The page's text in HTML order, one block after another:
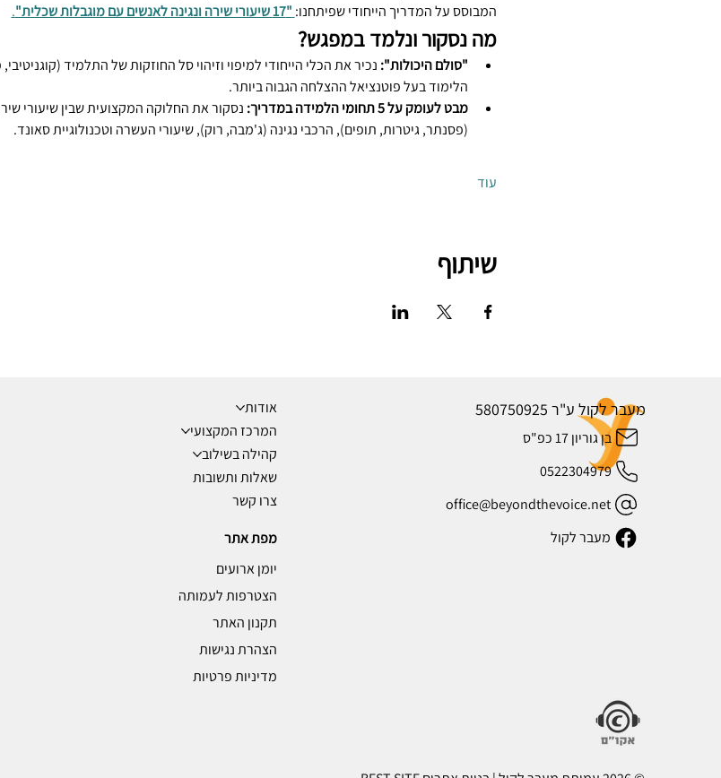
המבוסס על המדריך הייחודי שפיתחנו: "17 שיעורי שירה ונגינה לאנשים עם מוגבלות שכלית" .
מה נסקור ונלמד במפגש?
"סולם היכולות": נכיר את הכלי הייחודי למיפוי וזיהוי סל החוזקות של התלמיד
הלימוד בעל פוטנציאל ההצלחה הגבוה ביותר.
מבט לעומק על 5 תחומי הלמידה במדריך:
נסקור את החלוקה המקצועית שבין שיעורי
(פסנתר, גיטרות, תופים), הרכבי נגינה (ג'מבה, רוק), שיעורי העשרה וטכנולוגיית סאונד.
עוד
שיתוף
מעבר לקול ע"ר 580750925
בן גוריון 17 כפ"ס
0522304979
office@beyondthevoice.net
מעבר לקול
אודות
המרכז המקצועי
קהילה בשילוב
שאלות ותשובות
צרו קשר
מפת אתר
יומן ארועים
הצטרפות לעמותה
תקנון האתר
הצהרת נגישות
מדיניות פרטיות